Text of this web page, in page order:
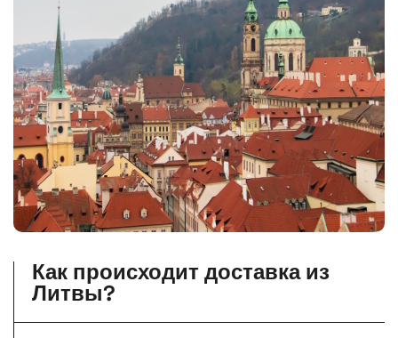
Как происходит доставка из
Литвы?